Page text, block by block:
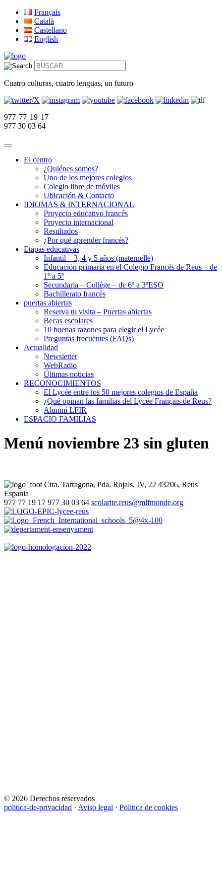
Français
Català
Castellano
English
Cuatro culturas, cuatro lenguas, un futuro
977 77 19 17
977 30 03 64
El centro
¿Quiénes somos?
Uno de los mejores colegios
Colegio libre de móviles
Ubicación & Contacto
IDIOMAS & INTERNACIONAL
Proyecto educativo francés
Proyecto internacional
Resultados
¿Por qué aprender francés?
Etapas educativas
Infantil – 3, 4 y 5 años (maternelle)
Educación primaria en el Colegio Francés de Reus – de
1º a 5º
Secundaria – Collège – de 6º a 3ºESO
Bachillerato francés
puertas abiertas
Reserva tu visita – Puertas abiertas
Becas escolares
10 buenas razones para elegir el Lycée
Preguntas frecuentes (FAQs)
Actualidad
Newsletter
WebRadio
Últimas noticias
RECONOCIMIENTOS
El Lycée entre los 50 mejores colegios de España
¿Qué opinan las familias del Lycée Français de Reus?
Alumni LFIR
ESPACIO FAMILIAS
Menú noviembre 23 sin gluten
Ctra. Tarragona, Pda. Rojals, IV, 22 43206, Reus
Espania
977 77 19 17 977 30 03 64 scolarite.reus@mlfmonde.org
© 2026 Derechos reservados
politica-de-privacidad · Aviso legal · Politica de cookies